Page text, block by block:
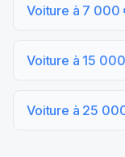
Voiture à 7 000
Voiture à 15
Voiture à 25